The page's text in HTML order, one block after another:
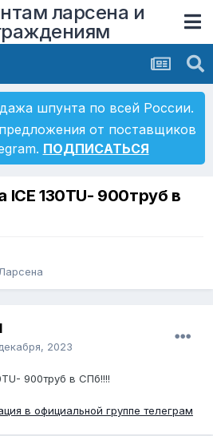
ларсена и
шпунта по всей России.
от поставщиков
ПОДПИСАТЬСЯ
130TU- 900труб в
2023
900труб в СПб!!!!
в официальной группе телеграм